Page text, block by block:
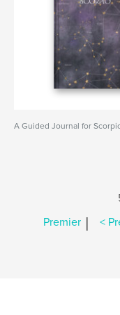
A Guided Journal for
Premier | <